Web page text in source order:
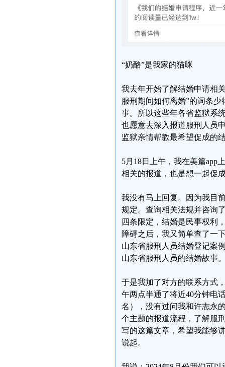
“奶酪”是我家的猫咪
我去年开始了解结婚申请相
服刑期间如何离婚”的词条
事。所以这些年各省监狱系
也愿意去深入报道服刑人员
监狱亲情帮教最希望促成的
5月18日上午，我在美篇app
相关的报道，也是想一起促
我没有马上回复。因为我目
规定。查询相关法规并咨询
四条限定，结婚是民事权利
障碍之后，我又简单查了一
山东省服刑人员结婚登记案
山东省服刑人员的结婚故事
于是我加了对方的联系方式
午两点半通了将近40分钟电
名），没有过问我和许志永
个主题的报道流程，了解服
写的这篇文章，希望我能够
说起。